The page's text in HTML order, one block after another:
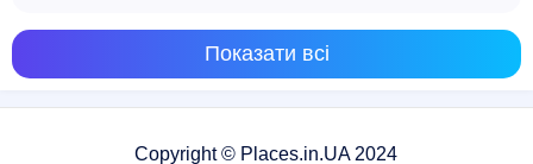
Показати всі
Copyright © Places.in.UA 2024